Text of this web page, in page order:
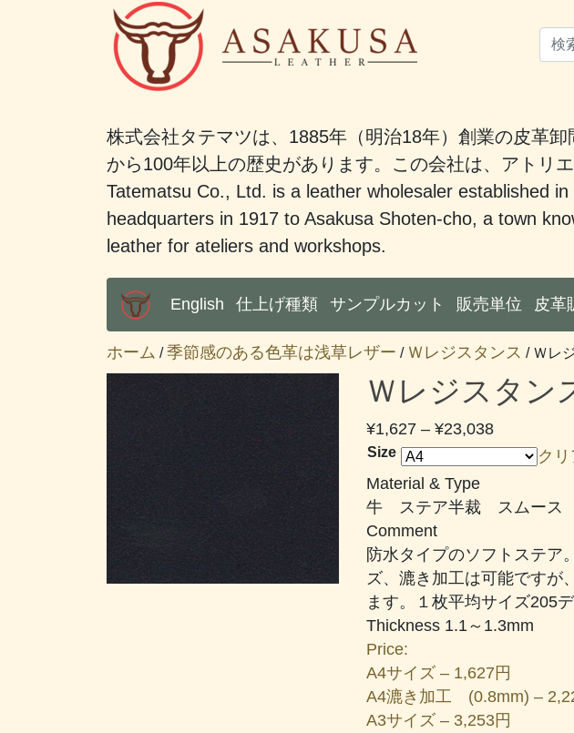
株式会社タテマツは、1885年（明治18年）創業の皮革
から100年以上の歴史があります。この会社は、アトリ
Tatematsu Co., Ltd. is a leather wholesaler established
headquarters in 1917 to Asakusa Shoten-cho, a town
leather for ateliers and workshops.
Main Menu
English 仕上げ種類 サンプルカット 販売単位 皮革
ホーム /季節感のある色革は浅草レザー / Ｗレジスタンス / Ｗレ
Ｗレジスタン
¥1,627 – ¥23,038価
格
¥1,627
¥23,038
Size
クリ
Material & Type
牛 ステア半裁 スムース
Comment
防水タイプのソフトステア
ズ、漉き加工は可能ですが
ます。１枚平均サイズ205
Thickness 1.1～1.3mm
Price:
A4サイズ – 1,627円
A4漉き加工 (0.8mm) –
A3サイズ – 3,253円